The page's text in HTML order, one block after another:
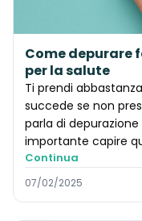
Come
per la salute
Ti prendi
succede se non
parla di
importante capire
Continua
07/02/2025